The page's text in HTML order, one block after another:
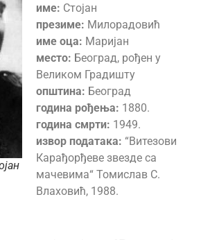
име: Стојан
презиме: Милорадовић
име оца: Маријан
место: Београд, рођен у
Великом Градишту
општина: Београд
година рођења: 1880.
година смрти: 1949.
извор података: “Витезови
Карађорђеве звезде са
мачевима“ Томислав С.
Влаховић, 1988.